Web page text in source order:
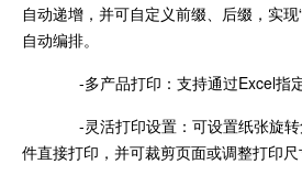
自动递增，并可自定义前缀、后缀，实
自动编排。
-多产品打印：支持通过Excel指定
-灵活打印设置：可设置纸张旋转
件直接打印，并可裁剪页面或调整打印尺